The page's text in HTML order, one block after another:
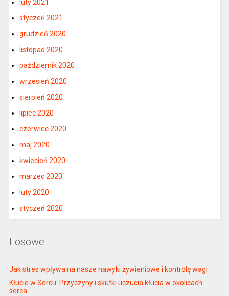
luty 2021
styczeń 2021
grudzień 2020
listopad 2020
październik 2020
wrzesień 2020
sierpień 2020
lipiec 2020
czerwiec 2020
maj 2020
kwiecień 2020
marzec 2020
luty 2020
styczeń 2020
Losowe
Jak stres wpływa na nasze nawyki żywieniowe i kontrolę wagi
Kłucie w Sercu: Przyczyny i skutki uczucia kłucia w okolicach
serca